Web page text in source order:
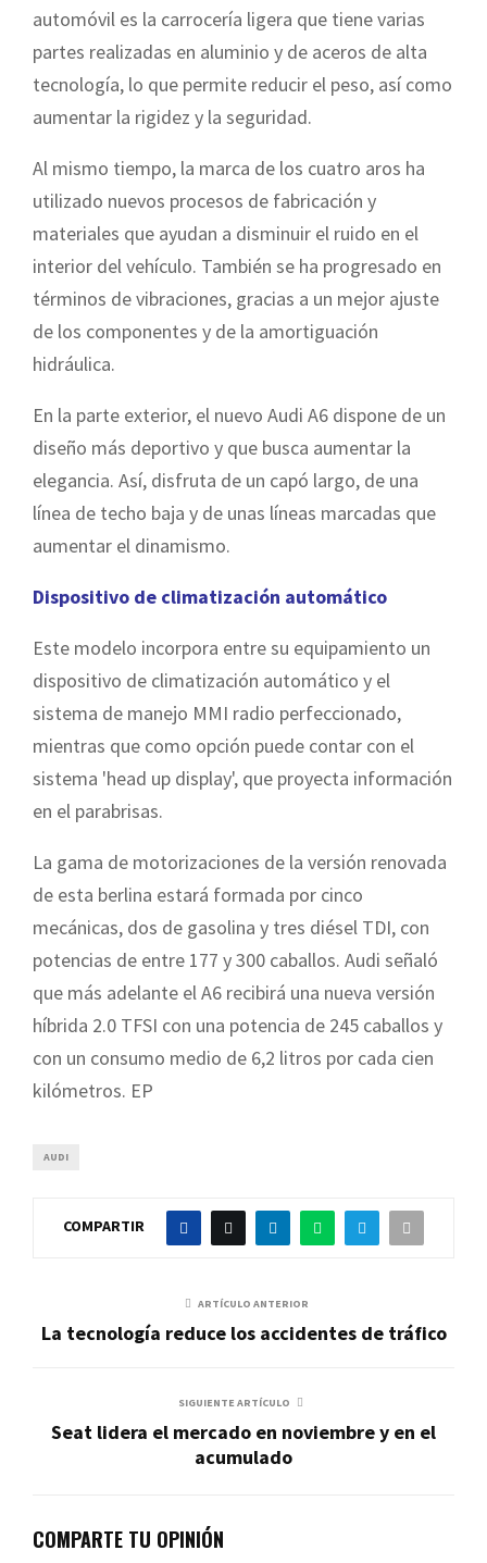
automóvil es la carrocería ligera que tiene varias
partes realizadas en aluminio y de aceros de alta
tecnología, lo que permite reducir el peso, así como
aumentar la rigidez y la seguridad.
Al mismo tiempo, la marca de los cuatro aros ha
utilizado nuevos procesos de fabricación y
materiales que ayudan a disminuir el ruido en el
interior del vehículo. También se ha progresado en
términos de vibraciones, gracias a un mejor ajuste
de los componentes y de la amortiguación
hidráulica.
En la parte exterior, el nuevo Audi A6 dispone de un
diseño más deportivo y que busca aumentar la
elegancia. Así, disfruta de un capó largo, de una
línea de techo baja y de unas líneas marcadas que
aumentar el dinamismo.
Dispositivo de climatización automático
Este modelo incorpora entre su equipamiento un
dispositivo de climatización automático y el
sistema de manejo MMI radio perfeccionado,
mientras que como opción puede contar con el
sistema 'head up display', que proyecta información
en el parabrisas.
La gama de motorizaciones de la versión renovada
de esta berlina estará formada por cinco
mecánicas, dos de gasolina y tres diésel TDI, con
potencias de entre 177 y 300 caballos. Audi señaló
que más adelante el A6 recibirá una nueva versión
híbrida 2.0 TFSI con una potencia de 245 caballos y
con un consumo medio de 6,2 litros por cada cien
kilómetros. EP
AUDI
COMPARTIR
ARTÍCULO ANTERIOR
La tecnología reduce los accidentes de tráfico
SIGUIENTE ARTÍCULO
Seat lidera el mercado en noviembre y en el
acumulado
COMPARTE TU OPINIÓN